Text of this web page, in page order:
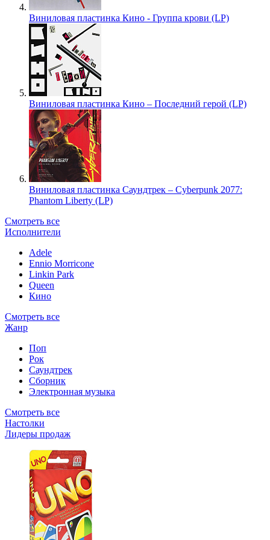
Виниловая пластинка Кино - Группа крови (LP)
Виниловая пластинка Кино – Последний герой (LP)
Виниловая пластинка Саундтрек – Cyberpunk 2077:
Phantom Liberty (LP)
Смотреть все
Исполнители
Adele
Ennio Morricone
Linkin Park
Queen
Кино
Смотреть все
Жанр
Поп
Рок
Саундтрек
Сборник
Электронная музыка
Смотреть все
Настолки
Лидеры продаж